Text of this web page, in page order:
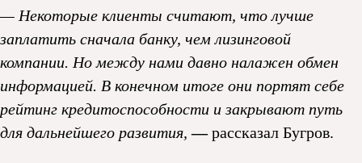
— Некоторые клиенты считают, что лучше
заплатить сначала банку, чем лизинговой
компании. Но между нами давно налажен обмен
информацией. В конечном итоге они портят себе
рейтинг кредитоспособности и закрывают путь
для дальнейшего развития,—рассказал Бугров.